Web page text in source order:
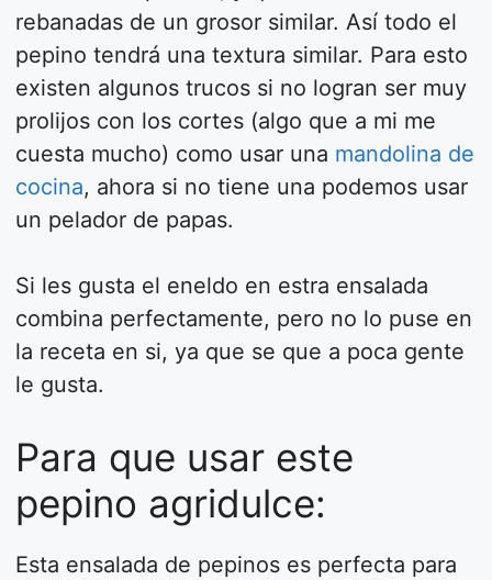
rebanadas de un grosor similar. Así todo el
pepino tendrá una textura similar. Para esto
existen algunos trucos si no logran ser muy
prolijos con los cortes (algo que a mi me
cuesta mucho) como usar una mandolina de
cocina, ahora si no tiene una podemos usar
un pelador de papas.
Si les gusta el eneldo en estra ensalada
combina perfectamente, pero no lo puse en
la receta en si, ya que se que a poca gente
le gusta.
Para que usar este
pepino agridulce:
Esta ensalada de pepinos es perfecta para